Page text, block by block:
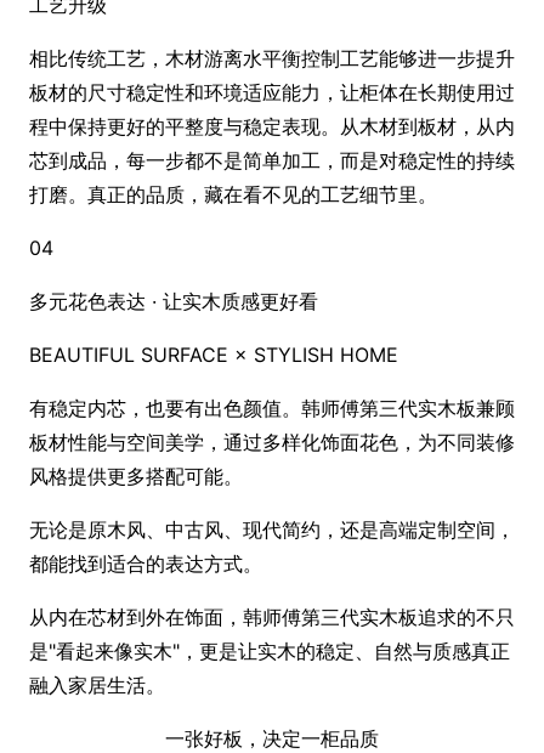
工艺升级
相比传统工艺，木材游离水平衡控制工艺能够进一步提升
板材的尺寸稳定性和环境适应能力，让柜体在长期使用过
程中保持更好的平整度与稳定表现。从木材到板材，从内
芯到成品，每一步都不是简单加工，而是对稳定性的持续
打磨。真正的品质，藏在看不见的工艺细节里。
04
多元花色表达 · 让实木质感更好看
BEAUTIFUL SURFACE × STYLISH HOME
有稳定内芯，也要有出色颜值。韩师傅第三代实木板兼顾
板材性能与空间美学，通过多样化饰面花色，为不同装修
风格提供更多搭配可能。
无论是原木风、中古风、现代简约，还是高端定制空间，
都能找到适合的表达方式。
从内在芯材到外在饰面，韩师傅第三代实木板追求的不只
是"看起来像实木"，更是让实木的稳定、自然与质感真正
融入家居生活。
一张好板，决定一柜品质